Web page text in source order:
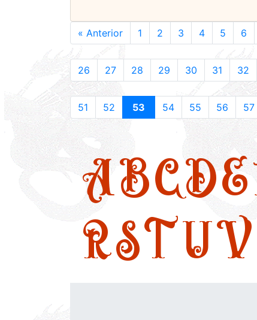
« Anterior 1 2 3 4 5 6
26 27 28 29 30 31 32
51 52 53 54 55 56 57
ABCDE
RSTUV